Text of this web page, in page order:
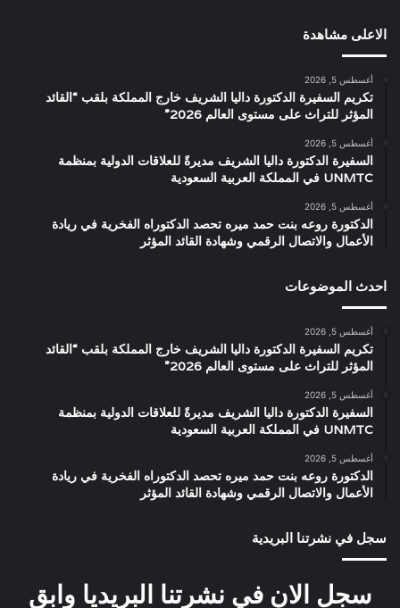
الاعلى مشاهدة
أغسطس 5, 2026
تكريم السفيرة الدكتورة داليا الشريف خارج المملكة بلقب “القائد
المؤثر للتراث على مستوى العالم 2026”
أغسطس 5, 2026
السفيرة الدكتورة داليا الشريف مديرةً للعلاقات الدولية بمنظمة
UNMTC في المملكة العربية السعودية
أغسطس 5, 2026
الدكتورة روعه بنت حمد ميره تحصد الدكتوراه الفخرية في ريادة
الأعمال والاتصال الرقمي وشهادة القائد المؤثر
احدث الموضوعات
أغسطس 5, 2026
تكريم السفيرة الدكتورة داليا الشريف خارج المملكة بلقب “القائد
المؤثر للتراث على مستوى العالم 2026”
أغسطس 5, 2026
السفيرة الدكتورة داليا الشريف مديرةً للعلاقات الدولية بمنظمة
UNMTC في المملكة العربية السعودية
أغسطس 5, 2026
الدكتورة روعه بنت حمد ميره تحصد الدكتوراه الفخرية في ريادة
الأعمال والاتصال الرقمي وشهادة القائد المؤثر
سجل في نشرتنا البريدية
سجل الان في نشرتنا البريديا وابق